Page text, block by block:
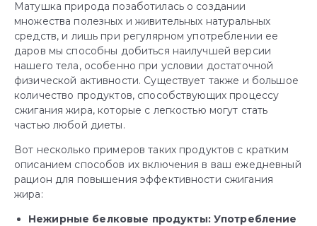
Матушка природа позаботилась о создании
множества полезных и живительных натуральных
средств, и лишь при регулярном употреблении ее
даров мы способны добиться наилучшей версии
нашего тела, особенно при условии достаточной
физической активности. Существует также и большое
количество продуктов, способствующих процессу
сжигания жира, которые с легкостью могут стать
частью любой диеты.
Вот несколько примеров таких продуктов с кратким
описанием способов их включения в ваш ежедневный
рацион для повышения эффективности сжигания
жира:
Нежирные белковые продукты: Употребление